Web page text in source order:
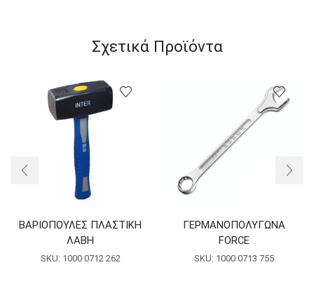
Σχετικά Προϊόντα
ΒΑΡΙΟΠΟΥΛΕΣ ΠΛΑΣΤΙΚΗ
ΛΑΒΗ
SKU: 1000 0712 262
ΓΕΡΜΑΝΟΠΟΛΥΓΩΝΑ
FORCE
SKU: 1000 0713 755